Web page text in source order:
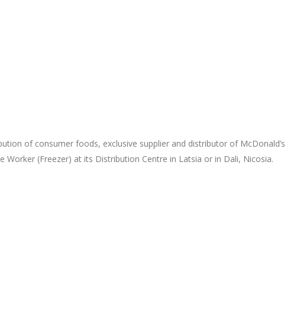
of consumer foods, exclusive supplier and distributor of McDonald’s
(Freezer) at its Distribution Centre in Latsia or in Dali, Nicosia.